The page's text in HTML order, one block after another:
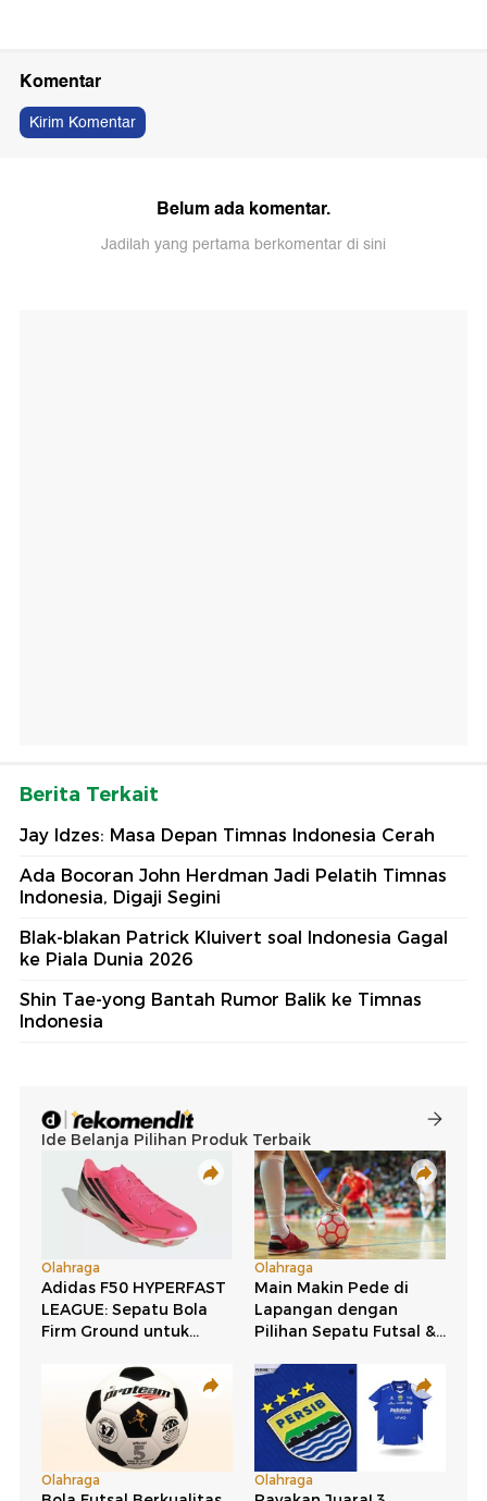
Komentar
Kirim Komentar
Belum ada komentar.
Jadilah yang pertama berkomentar di sini
Berita Terkait
Jay Idzes: Masa Depan Timnas Indonesia Cerah
Ada Bocoran John Herdman Jadi Pelatih Timnas
Indonesia, Digaji Segini
Blak-blakan Patrick Kluivert soal Indonesia Gagal
ke Piala Dunia 2026
Shin Tae-yong Bantah Rumor Balik ke Timnas
Indonesia